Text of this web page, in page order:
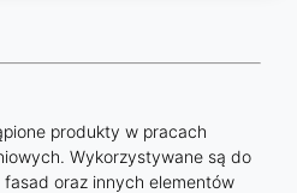
produkty w pracach
Wykorzystywane są do
oraz innych elementów